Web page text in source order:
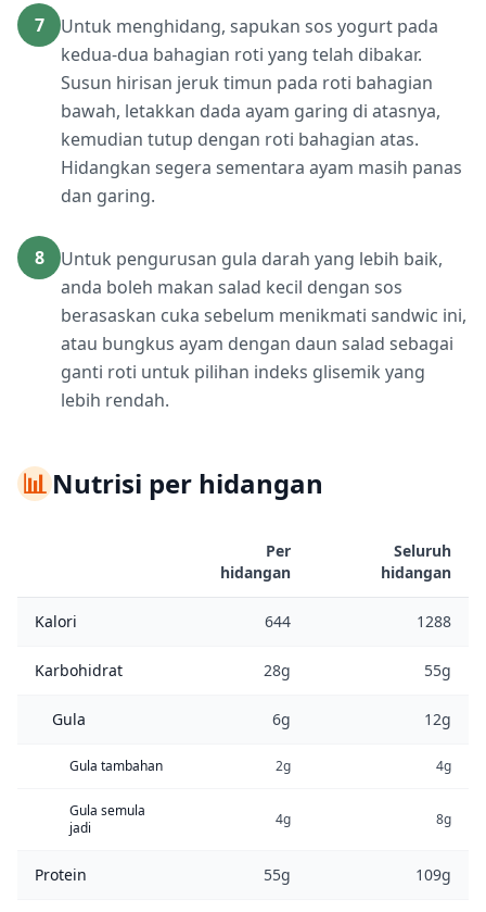
7
Untuk menghidang, sapukan sos yogurt pada
kedua-dua bahagian roti yang telah dibakar.
Susun hirisan jeruk timun pada roti bahagian
bawah, letakkan dada ayam garing di atasnya,
kemudian tutup dengan roti bahagian atas.
Hidangkan segera sementara ayam masih panas
dan garing.
8
Untuk pengurusan gula darah yang lebih baik,
anda boleh makan salad kecil dengan sos
berasaskan cuka sebelum menikmati sandwic ini,
atau bungkus ayam dengan daun salad sebagai
ganti roti untuk pilihan indeks glisemik yang
lebih rendah.
📊Nutrisi per hidangan
Per
hidangan
Seluruh
hidangan
Kalori 644 1288
Karbohidrat 28g 55g
Gula 6g 12g
Gula tambahan 2g 4g
Gula semula
jadi
4g 8g
Protein 55g 109g